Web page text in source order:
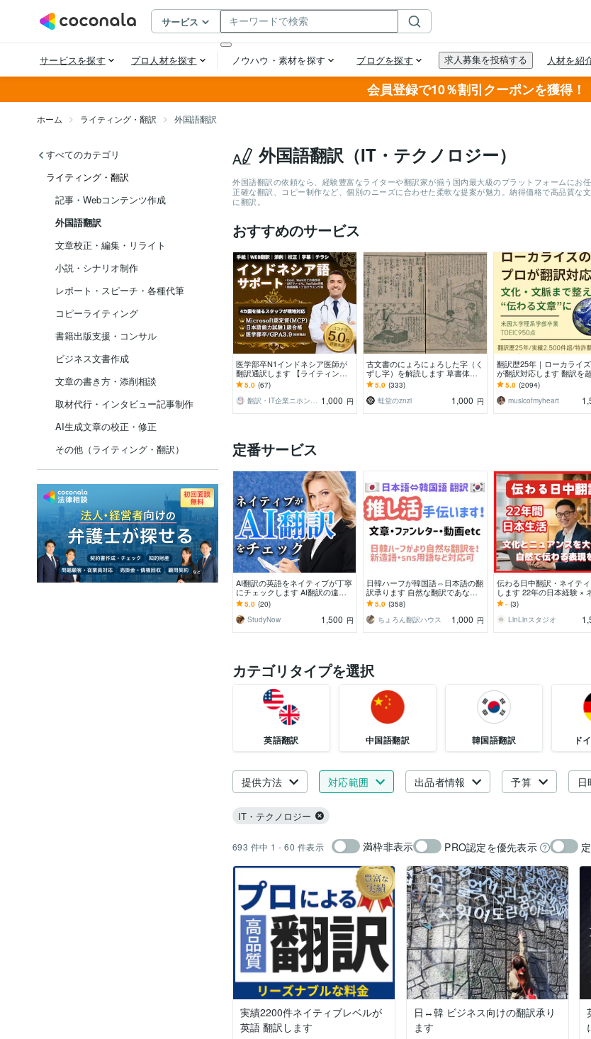
会員登録で10％割引クーポンを獲得！
ホーム ライティング・翻訳 外国語翻訳
すべてのカテゴリ
ライティング・翻訳
記事・Webコンテンツ作成
外国語翻訳
文章校正・編集・リライト
小説・シナリオ制作
レポート・スピーチ・各種代筆
コピーライティング
書籍出版支援・コンサル
ビジネス文書作成
文章の書き方・添削相談
取材代行・インタビュー記事制作
AI生成文章の校正・修正
その他（ライティング・翻訳）
外国語翻訳（IT・テクノロジー）
外国語翻訳の依頼なら、経験豊富なライターや翻訳家が揃う国内最大級のプラットフォームにお
正確な翻訳、コピー制作など、個別のニーズに合わせた柔軟な提案が魅力。納得価格で高品質
に翻訳。
おすすめのサービス
医学部卒N1インドネシア医師が
翻訳通訳します 【ライティン
グ・翻訳カテゴリ1位獲得】すべ
て最高品質翻訳。
5.0 (67)
翻訳・IT企業ニホンネシア【海外展開】 1,000 円
古文書のにょろにょろした字（く
ずし字）を解読します 草書体の
文章をわかりやすく解読・現代語
訳いたします！
5.0 (333)
蛙堂のznzi
1,000 円
翻訳歴25年｜ローカライ
が翻訳対応します 翻訳を
ローカライゼーションで自
現に仕上げます
5.0 (2094)
musicofmyheart
定番サービス
AI翻訳の英語をネイティブが丁寧
にチェックします AI翻訳の違和
感を英語ネイティブが自然な英語
にチェック訂正
5.0 (20)
StudyNow
1,500 円
日韓ハーフが韓国語⇔日本語の翻
訳承ります 自然な翻訳であなた
の推し活をお手伝いします！
5.0 (358)
ちょろん翻訳ハウス
1,000 円
伝わる日中翻訳・ネイテ
します 22年の日本経験 ×
ィブ視点で“伝わる”中国語
- (3)
LinLinスタジオ
カテゴリタイプを選択
英語翻訳 中国語翻訳 韓国語翻訳 ド
提供方法 対応範囲 出品者情報 予算 日
IT・テクノロジー
693 件中 1 - 60 件表示 満枠非表示 PRO認定を優先表示
実績2200件ネイティブレベルが
英語 翻訳します
日↔韓 ビジネス向けの翻訳承り
ます